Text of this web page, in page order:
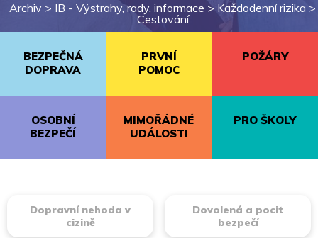
Archiv > IB - Výstrahy, rady, informace >Každodenní rizika >
Cestování
BEZPEČNÁ
DOPRAVA
PRVNÍ
POMOC
POŽÁRY
OSOBNÍ
BEZPEČÍ
MIMOŘÁDNÉ
UDÁLOSTI
PRO ŠKOLY
Dopravní nehoda v
cizině
Dovolená a pocit
bezpečí